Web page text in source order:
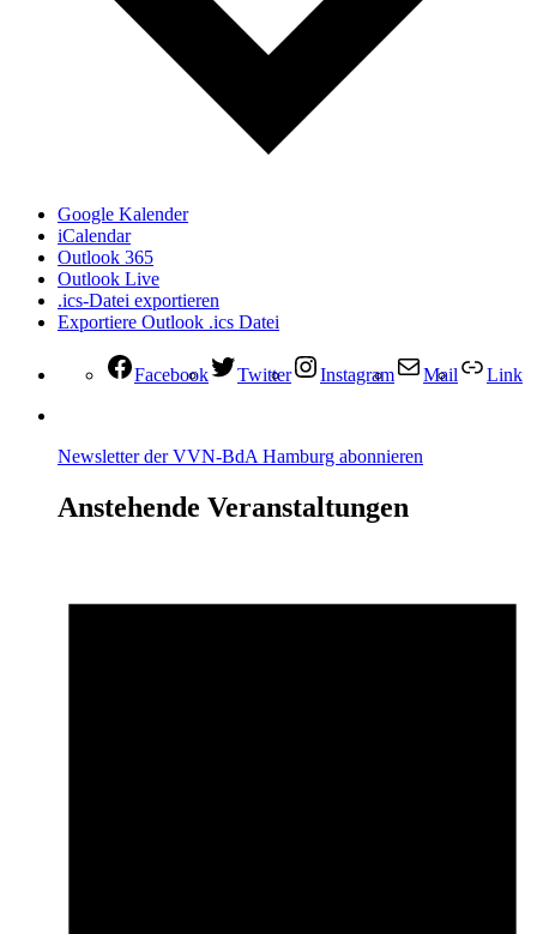
Google Kalender
iCalendar
Outlook 365
Outlook Live
.ics-Datei exportieren
Exportiere Outlook .ics Datei
Facebook Twitter Instagram Mail Link
Newsletter der VVN-BdA Hamburg abonnieren
Anstehende Veranstaltungen